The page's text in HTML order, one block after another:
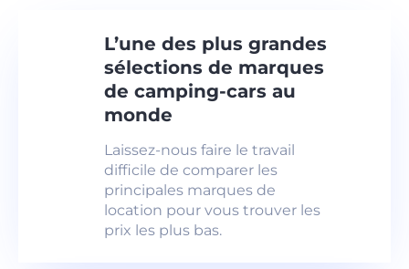
L’une des plus grandes
sélections de marques
de camping-cars au
monde
Laissez-nous faire le travail
difficile de comparer les
principales marques de
location pour vous trouver les
prix les plus bas.